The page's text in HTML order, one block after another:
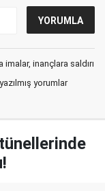
inançlara saldırı
yorumlar